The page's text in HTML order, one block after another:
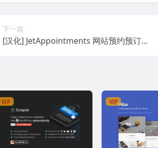
下一篇
[汉化] JetAppointments 网站预约预订服
VIP VIP